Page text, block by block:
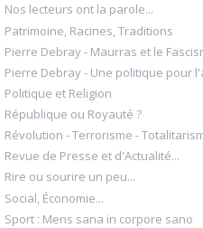
Nos lecteurs ont la parole...
Patrimoine, Racines, Traditions
Pierre Debray - Maurras et le
Pierre Debray - Une politique pour
Politique et Religion
République ou Royauté ?
Révolution - Terrorisme -
Revue de Presse et d'Actualité...
Rire ou sourire un peu...
Social, Économie...
Sport : Mens sana in corpore sano